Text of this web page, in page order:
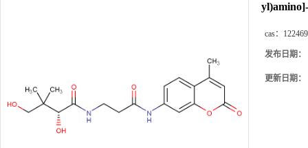
cas：
发布日期：
更新日期：